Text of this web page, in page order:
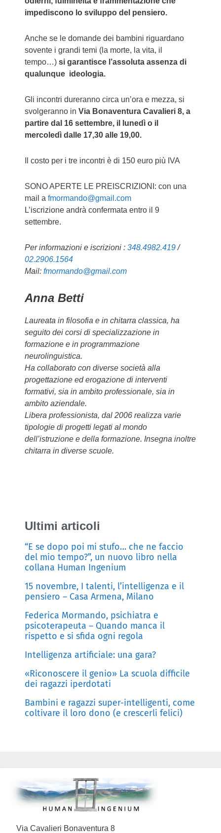
impediscono lo sviluppo del pensiero.
Anche se le domande dei bambini riguardano
sovente i grandi temi (la morte, la vita, il
tempo…) si garantisce l’assoluta assenza di
qualunque ideologia.
Gli incontri dureranno circa un’ora e mezza, si
svolgeranno in Via Bonaventura Cavalieri 8, a
partire dal 16 settembre, il lunedì o il
mercoledì dalle 17,30 alle 19,00.
Il costo per i tre incontri è di 150 euro più IVA
SONO APERTE LE PREISCRIZIONI: con una
mail a fmormando@gmail.com
L’iscrizione andrà confermata entro il 9
settembre.
Per informazioni e iscrizioni : 348.4982.419/
02.2906.1564
Mail: fmormando@gmail.com
Anna Betti
Laureata in filosofia e in chitarra classica, ha
seguito dei corsi di specializzazione in
formazione e in programmazione
neurolinguistica.
Ha collaborato con diverse società alla
progettazione ed erogazione di interventi
formativi, sia in ambito professionale, sia in
ambito aziendale.
Libera professionista, dal 2006 realizza varie
tipologie di progetti legati al mondo
dell’istruzione e della formazione. Insegna inoltre
chitarra in diverse scuole.
Ultimi articoli
“E se dopo poi mi stufo… che ne faccio
del mio tempo?”, un nuovo libro nella
collana Human Ingenium
15 novembre, I talenti, l’intelligenza e il
pensiero – Casa Armena, Milano
Federica Mormando, psichiatra e
psicoterapeuta – Quando manca il
rispetto e si sfida ogni regola
Intelligenza artificiale: una gara?
«Riconoscere il genio» La scuola difficile
dei ragazzi iperdotati
Bambini e ragazzi super-intelligenti, come
coltivare il loro dono (e crescerli felici)
Via Cavalieri Bonaventura 8